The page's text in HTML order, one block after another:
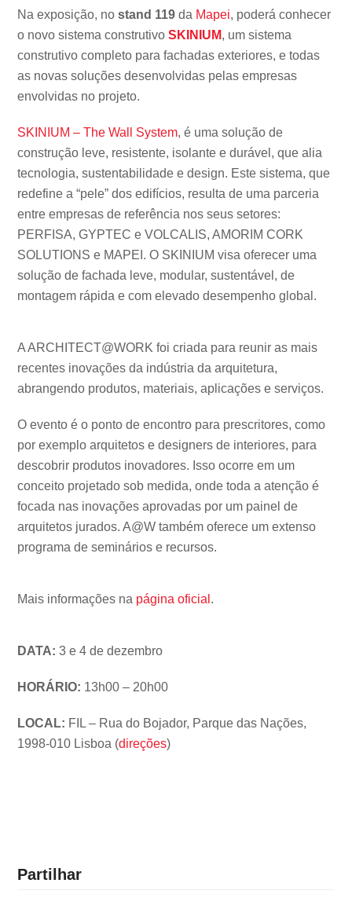
Na exposição, nostand 119 da Mapei, poderá conhecer
o novo sistema construtivoSKINIUM, um sistema
construtivo completo para fachadas exteriores, e todas
as novas soluções desenvolvidas pelas empresas
envolvidas no projeto.
SKINIUM – The Wall System, é uma solução de
construção leve, resistente, isolante e durável, que alia
tecnologia, sustentabilidade e design. Este sistema, que
redefine a “pele” dos edifícios, resulta de uma parceria
entre empresas de referência nos seus setores:
PERFISA, GYPTEC e VOLCALIS, AMORIM CORK
SOLUTIONS e MAPEI. O SKINIUM visa oferecer uma
solução de fachada leve, modular, sustentável, de
montagem rápida e com elevado desempenho global.
A ARCHITECT@WORK foi criada para reunir as mais
recentes inovações da indústria da arquitetura,
abrangendo produtos, materiais, aplicações e serviços.
O evento é o ponto de encontro para prescritores, como
por exemplo arquitetos e designers de interiores, para
descobrir produtos inovadores. Isso ocorre em um
conceito projetado sob medida, onde toda a atenção é
focada nas inovações aprovadas por um painel de
arquitetos jurados. A@W também oferece um extenso
programa de seminários e recursos.
Mais informações na página oficial .
DATA: 3 e 4 de dezembro
HORÁRIO: 13h00 – 20h00
LOCAL: FIL – Rua do Bojador, Parque das Nações,
1998-010 Lisboa (direções)
Partilhar